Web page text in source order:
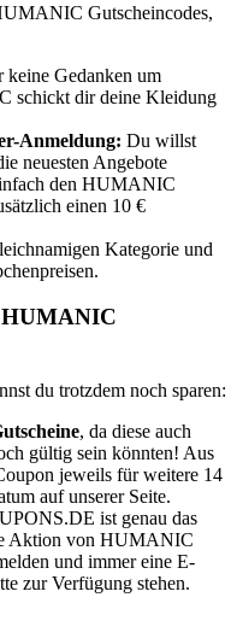
Gutscheincodes,
keine Gedanken um
schickt dir deine Kleidung
Anmeldung: Du willst
neuesten Angebote
den HUMANIC
einen 10 €
Kategorie und
HUMANIC
du trotzdem noch sparen:
, da diese auch
gültig sein könnten! Aus
jeweils für weitere 14
auf unserer Seite.
.DE ist genau das
Aktion von HUMANIC
und immer eine E-
zur Verfügung stehen.